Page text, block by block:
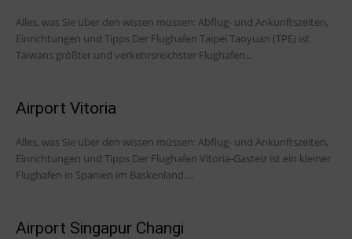
Alles, was Sie über den wissen müssen: Abflug- und Ankunftszeiten,
Einrichtungen und Tipps Der Flughafen Taipei Taoyuan (TPE) ist
Taiwans größter und verkehrsreichster Flughafen...
Airport Vitoria
Alles, was Sie über den wissen müssen: Abflug- und Ankunftszeiten,
Einrichtungen und Tipps Der Flughafen Vitoria-Gasteiz ist ein kleiner
Flughafen in Spanien im Baskenland....
Airport Singapur Changi